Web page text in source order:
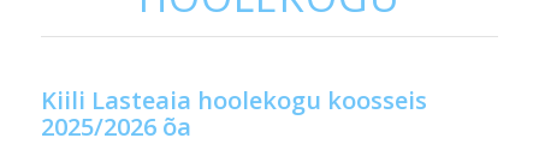
​Kiili Lasteaia hoolekogu koosseis
2025/2026 õa